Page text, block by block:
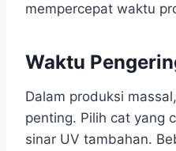
mempercepat waktu
Waktu
Dalam produksi
penting. Pilih cat yang
sinar UV tambahan.